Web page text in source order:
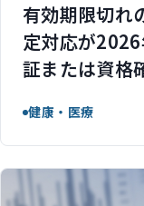
有効期限切れ
定対応が
証または資格
健康・医療